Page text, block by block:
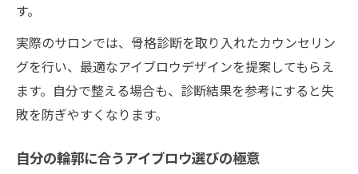
す。
実際のサロンでは、骨格診断を取り入れたカウンセリン
グを行い、最適なアイブロウデザインを提案してもらえ
ます。自分で整える場合も、診断結果を参考にすると失
敗を防ぎやすくなります。
自分の輪郭に合うアイブロウ選びの極意